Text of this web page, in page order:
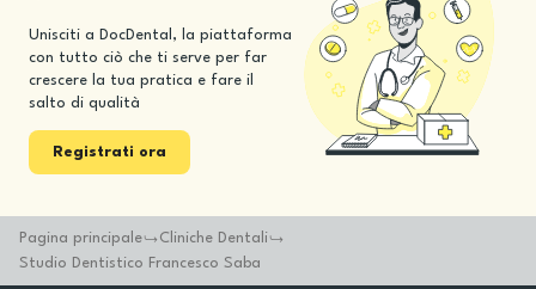
Unisciti a DocDental, la piattaforma
con tutto ciò che ti serve per far
crescere la tua pratica e fare il
salto di qualità
Registrati ora
Pagina principale
Cliniche Dentali
Studio Dentistico Francesco Saba